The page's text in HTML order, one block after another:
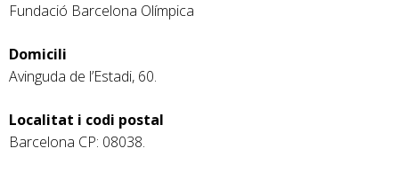
Fundació Barcelona Olímpica
Domicili
Avinguda de l’Estadi, 60.
Localitat i codi postal
Barcelona CP: 08038.